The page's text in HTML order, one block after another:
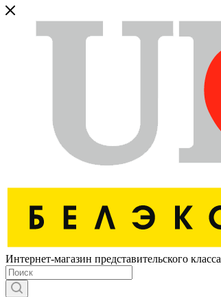
Интернет-магазин представительского класса